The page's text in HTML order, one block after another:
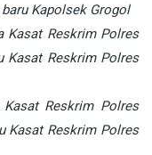
Kapolsek Grogol
Kasat Reskrim Polres
Kasat Reskrim Polres
Reskrim Polres
Kasat Reskrim Polres